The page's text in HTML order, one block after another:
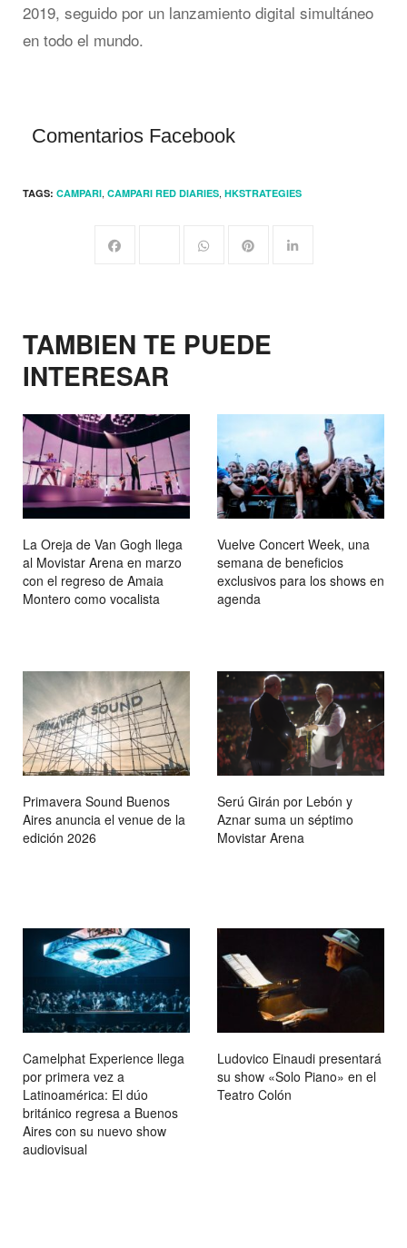
2019, seguido por un lanzamiento digital simultáneo
en todo el mundo.
Comentarios Facebook
TAGS: CAMPARI, CAMPARI RED DIARIES, HKSTRATEGIES
TAMBIEN TE PUEDE
INTERESAR
La Oreja de Van Gogh llega
al Movistar Arena en marzo
con el regreso de Amaia
Montero como vocalista
Vuelve Concert Week, una
semana de beneficios
exclusivos para los shows en
agenda
Primavera Sound Buenos
Aires anuncia el venue de la
edición 2026
Serú Girán por Lebón y
Aznar suma un séptimo
Movistar Arena
Camelphat Experience llega
por primera vez a
Latinoamérica: El dúo
británico regresa a Buenos
Aires con su nuevo show
audiovisual
Ludovico Einaudi presentará
su show «Solo Piano» en el
Teatro Colón